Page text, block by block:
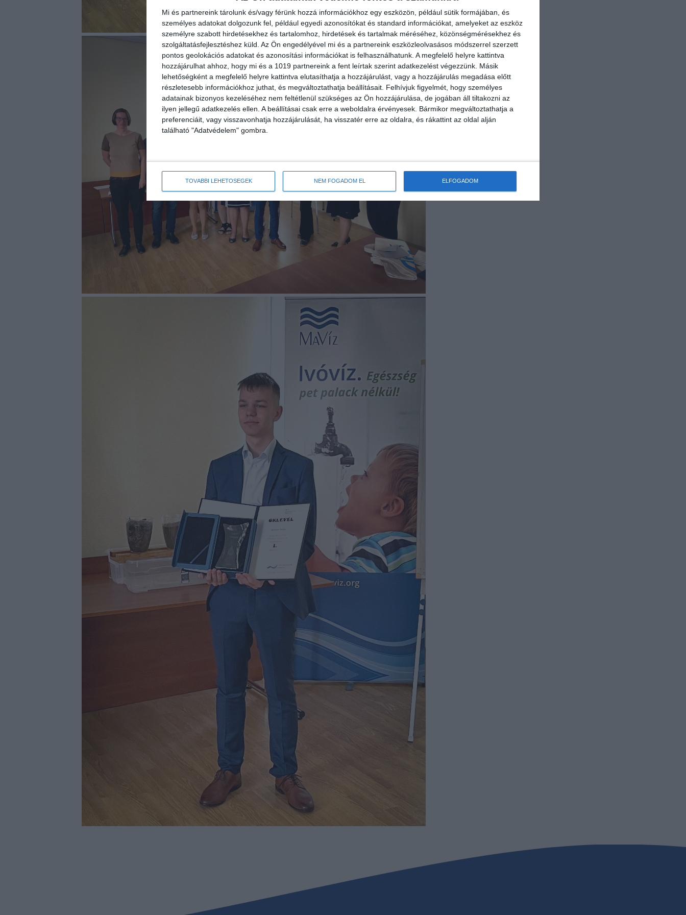
Mi és partnereink tárolunk és/vagy férünk hozzá információkhoz egy eszközön, például sütik formájában, és
személyes adatokat dolgozunk fel, például egyedi azonosítókat és standard információkat, amelyeket az eszköz
személyre szabott hirdetésekhez és tartalomhoz, hirdetések és tartalmak méréséhez, közönségmérésekhez és
szolgáltatásfejlesztéshez küld. Az Ön engedélyével mi és a partnereink eszközleolvasásos módszerrel szerzett
pontos geolokációs adatokat és azonosítási információkat is felhasználhatunk. A megfelelő helyre kattintva
hozzájárulhat ahhoz, hogy mi és a 1019 partnereink a fent leírtak szerint adatkezelést végezzünk. Másik
lehetőségként a megfelelő helyre kattintva elutasíthatja a hozzájárulást, vagy a hozzájárulás megadása előtt
részletesebb információkhoz juthat, és megváltoztathatja beállításait. Felhívjuk figyelmét, hogy személyes
adatainak bizonyos kezeléséhez nem feltétlenül szükséges az Ön hozzájárulása, de jogában áll tiltakozni az
ilyen jellegű adatkezelés ellen. A beállításai csak erre a weboldalra érvényesek. Bármikor megváltoztathatja a
preferenciáit, vagy visszavonhatja hozzájárulását, ha visszatér erre az oldalra, és rákattint az oldal alján
található "Adatvédelem" gombra.
TOVÁBBI LEHETŐSÉGEK NEM FOGADOM EL ELFOGADOM